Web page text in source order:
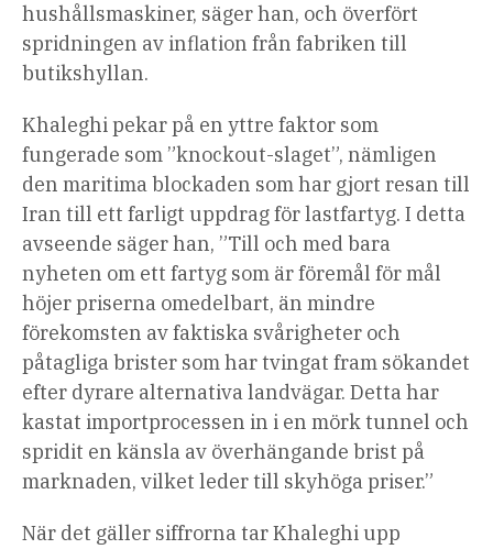
hushållsmaskiner, säger han, och överfört
spridningen av inflation från fabriken till
butikshyllan.
Khaleghi pekar på en yttre faktor som
fungerade som ”knockout-slaget”, nämligen
den maritima blockaden som har gjort resan till
Iran till ett farligt uppdrag för lastfartyg. I detta
avseende säger han, ”Till och med bara
nyheten om ett fartyg som är föremål för mål
höjer priserna omedelbart, än mindre
förekomsten av faktiska svårigheter och
påtagliga brister som har tvingat fram sökandet
efter dyrare alternativa landvägar. Detta har
kastat importprocessen in i en mörk tunnel och
spridit en känsla av överhängande brist på
marknaden, vilket leder till skyhöga priser.”
När det gäller siffrorna tar Khaleghi upp